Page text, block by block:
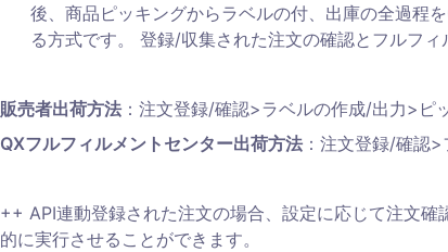
後、商品ピッキングからラベルの付、出庫の全過程
る方式です。 登録/収集された注文の確認とフルフィ
販売者出荷方法 ：注文登録/確認>ラベルの作成/出力>ピ
QXフルフィルメントセンター出荷方法 ：注文登録/確認
++ API連動登録された注文の場合、設定に応じて注文確
的に実行させることができます。